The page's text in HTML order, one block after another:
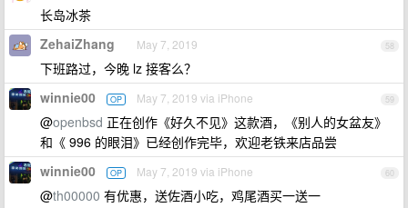
长岛冰茶
58
ZehaiZhang May 7, 2019
下班路过，今晚 lz 接客么？
59
winnie00 OP May 7, 2019 via iPhone
@openbsd 正在创作《好久不见》这款酒，《别人的女盆友》
和《 996 的眼泪》已经创作完毕，欢迎老铁来店品尝
60
winnie00 OP May 7, 2019 via iPhone
@th00000 有优惠，送佐酒小吃，鸡尾酒买一送一